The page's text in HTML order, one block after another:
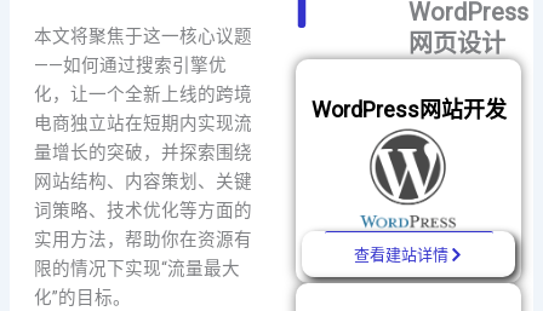
本文将聚焦于这一核心议题
——如何通过搜索引擎优
化，让一个全新上线的跨境
电商独立站在短期内实现流
量增长的突破，并探索围绕
网站结构、内容策划、关键
词策略、技术优化等方面的
实用方法，帮助你在资源有
限的情况下实现“流量最大
化”的目标。
WordPress
网页设计
WordPress网站开发
查看建站详情